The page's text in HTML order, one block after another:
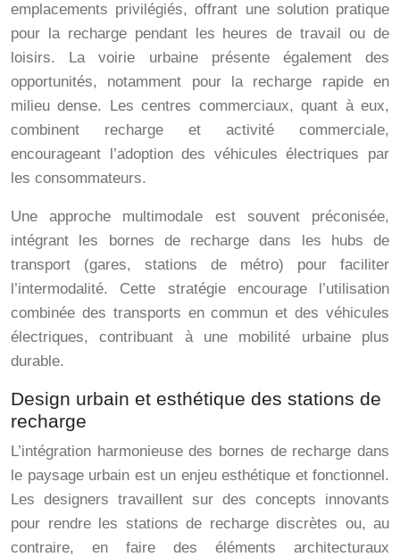
emplacements privilégiés, offrant une solution pratique
pour la recharge pendant les heures de travail ou de
loisirs. La voirie urbaine présente également des
opportunités, notamment pour la recharge rapide en
milieu dense. Les centres commerciaux, quant à eux,
combinent recharge et activité commerciale,
encourageant l’adoption des véhicules électriques par
les consommateurs.
Une approche multimodale est souvent préconisée,
intégrant les bornes de recharge dans les hubs de
transport (gares, stations de métro) pour faciliter
l’intermodalité. Cette stratégie encourage l’utilisation
combinée des transports en commun et des véhicules
électriques, contribuant à une mobilité urbaine plus
durable.
Design urbain et esthétique des stations de
recharge
L’intégration harmonieuse des bornes de recharge dans
le paysage urbain est un enjeu esthétique et fonctionnel.
Les designers travaillent sur des concepts innovants
pour rendre les stations de recharge discrètes ou, au
contraire, en faire des éléments architecturaux